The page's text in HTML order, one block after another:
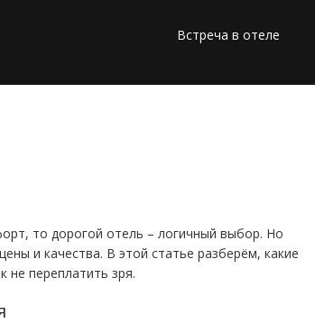
Встреча в отеле
то дорогой отель – логичный выбор. Но
и качества. В этой статье разберём, какие
не переплатить зря.